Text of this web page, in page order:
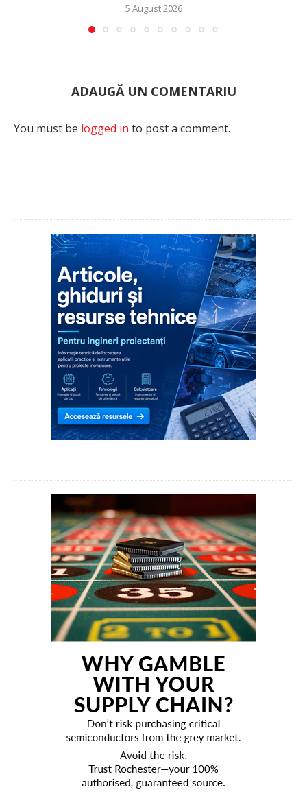
5 August 2026
ADAUGĂ UN COMENTARIU
You must be logged in to post a comment.